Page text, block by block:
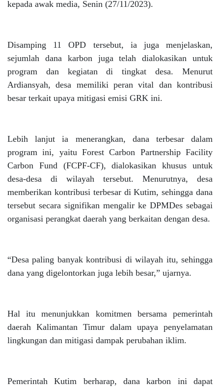
kepada awak media, Senin (27/11/2023).
Disamping 11 OPD tersebut, ia juga menjelaskan,
sejumlah dana karbon juga telah dialokasikan untuk
program dan kegiatan di tingkat desa. Menurut
Ardiansyah, desa memiliki peran vital dan kontribusi
besar terkait upaya mitigasi emisi GRK ini.
Lebih lanjut ia menerangkan, dana terbesar dalam
program ini, yaitu Forest Carbon Partnership Facility
Carbon Fund (FCPF-CF), dialokasikan khusus untuk
desa-desa di wilayah tersebut. Menurutnya, desa
memberikan kontribusi terbesar di Kutim, sehingga dana
tersebut secara signifikan mengalir ke DPMDes sebagai
organisasi perangkat daerah yang berkaitan dengan desa.
“Desa paling banyak kontribusi di wilayah itu, sehingga
dana yang digelontorkan juga lebih besar,” ujarnya.
Hal itu menunjukkan komitmen bersama pemerintah
daerah Kalimantan Timur dalam upaya penyelamatan
lingkungan dan mitigasi dampak perubahan iklim.
Pemerintah Kutim berharap, dana karbon ini dapat